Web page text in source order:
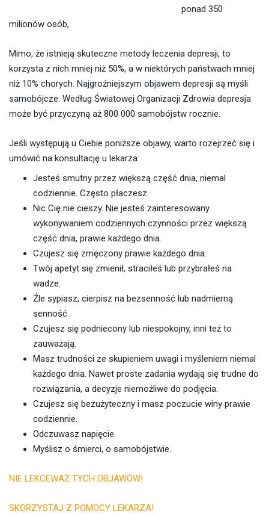
ponad 350
milionów osób,
Mimo, że istnieją skuteczne metody leczenia depresji, to
korzysta z nich mniej niż 50%, a w niektórych państwach mniej
niż 10% chorych. Najgroźniejszym objawem depresji są myśli
samobójcze. Według Światowej Organizacji Zdrowia depresja
może być przyczyną aż 800 000 samobójstw rocznie.
Jeśli występują u Ciebie poniższe objawy, warto rozejrzeć się i
umówić na konsultację u lekarza:
Jesteś smutny przez większą część dnia, niemal
codziennie. Często płaczesz.
Nic Cię nie cieszy. Nie jesteś zainteresowany
wykonywaniem codziennych czynności przez większą
część dnia, prawie każdego dnia.
Czujesz się zmęczony prawie każdego dnia.
Twój apetyt się zmienił, straciłeś lub przybrałeś na
wadze.
Źle sypiasz, cierpisz na bezsenność lub nadmierną
senność.
Czujesz się podniecony lub niespokojny, inni też to
zauważają.
Masz trudności ze skupieniem uwagi i myśleniem niemal
każdego dnia. Nawet proste zadania wydają się trudne do
rozwiązania, a decyzje niemożliwe do podjęcia.
Czujesz się bezużyteczny i masz poczucie winy prawie
codziennie.
Odczuwasz napięcie.
Myślisz o śmierci, o samobójstwie.
NIE LEKCEWAŻ TYCH OBJAWÓW!
SKORZYSTAJ Z POMOCY LEKARZA!